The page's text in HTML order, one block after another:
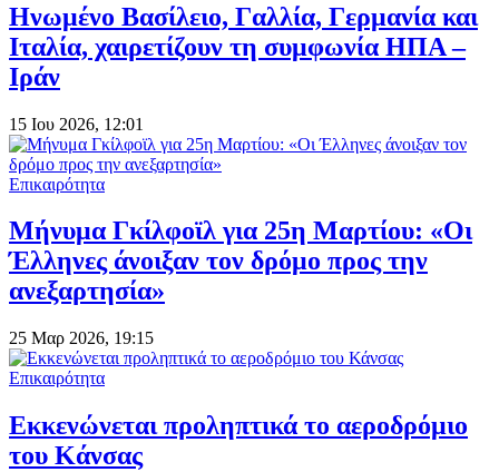
Ηνωμένο Βασίλειο, Γαλλία, Γερμανία και
Ιταλία, χαιρετίζουν τη συμφωνία ΗΠΑ –
Ιράν
15 Ιου 2026, 12:01
Επικαιρότητα
Μήνυμα Γκίλφοϊλ για 25η Μαρτίου: «Οι
Έλληνες άνοιξαν τον δρόμο προς την
ανεξαρτησία»
25 Μαρ 2026, 19:15
Επικαιρότητα
Εκκενώνεται προληπτικά το αεροδρόμιο
του Κάνσας